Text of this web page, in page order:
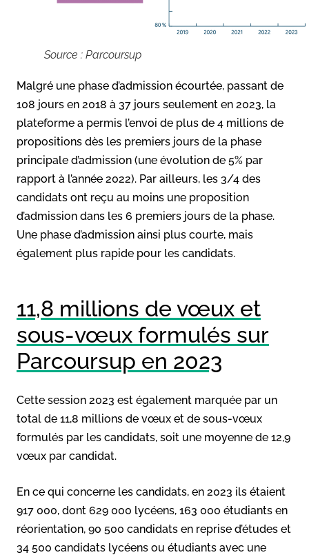
Source : Parcoursup
Malgré une phase d’admission écourtée, passant de
108 jours en 2018 à 37 jours seulement en 2023, la
plateforme a permis l’envoi de plus de 4 millions de
propositions dès les premiers jours de la phase
principale d’admission (une évolution de 5% par
rapport à l’année 2022). Par ailleurs, les 3/4 des
candidats ont reçu au moins une proposition
d’admission dans les 6 premiers jours de la phase.
Une phase d’admission ainsi plus courte, mais
également plus rapide pour les candidats.
11,8 millions de vœux et
sous-vœux formulés sur
Parcoursup en 2023
Cette session 2023 est également marquée par un
total de 11,8 millions de vœux et de sous-vœux
formulés par les candidats, soit une moyenne de 12,9
vœux par candidat.
En ce qui concerne les candidats, en 2023 ils étaient
917 000, dont 629 000 lycéens, 163 000 étudiants en
réorientation, 90 500 candidats en reprise d’études et
34 500 candidats lycéens ou étudiants avec une